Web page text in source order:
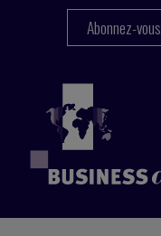
Abonnez-vous